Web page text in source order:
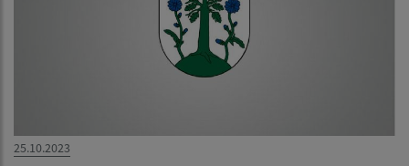
25.10.2023